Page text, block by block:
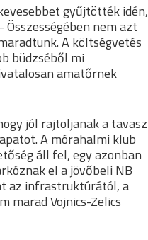
gyűjtötték idén,
nem azt
A költségvetés
büdzséből mi
amatőrnek
jól rajtoljanak a tavasz
A mórahalmi klub
áll fel, egy azonban
el a jövőbeli NB
az infrastruktúrától, a
marad Vojnics-Zelics